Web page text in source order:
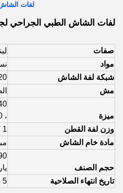
لفات
لفات الشاش الطبي الجراحي
صفات
مواد
شبكة لفة الشاش
مش
ميزة
، 30 × 20 إلخ
وزن لفة القطن
1 كجم ، 1.2 كجم ، 1.5 كجم ، 2 كجم إلخ
مادة خام الشاش
حجم الصنف
ياردة ،
تاريخ انتهاء الصلاحية
5 سنوات لغير معقم